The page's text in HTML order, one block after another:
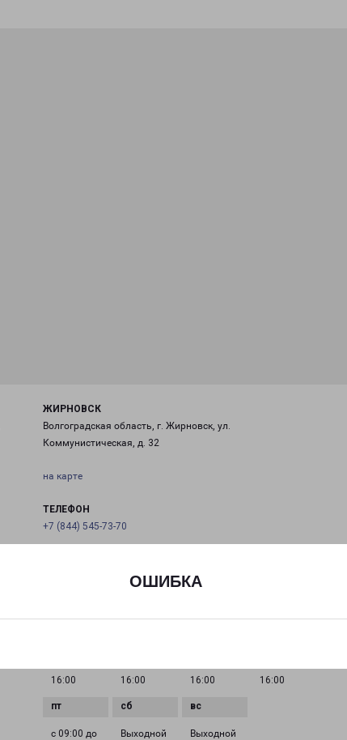
ОШИБКА
ЖИРНОВСК
Волгоградская область, г. Жирновск, ул.
Коммунистическая, д. 32
на карте
ТЕЛЕФОН
+7 (844) 545-73-70
jirnovsk-fr@pecom.ru
16:00
16:00
16:00
16:00
с 09:00 до
Выходной Выходной